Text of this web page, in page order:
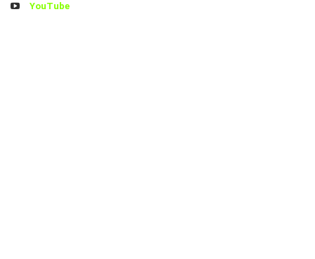
YouTube